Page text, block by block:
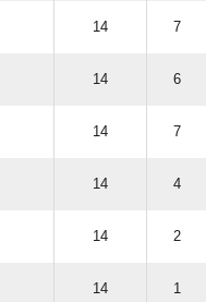
14 7
14 6
14 7
14 4
14 2
14 1